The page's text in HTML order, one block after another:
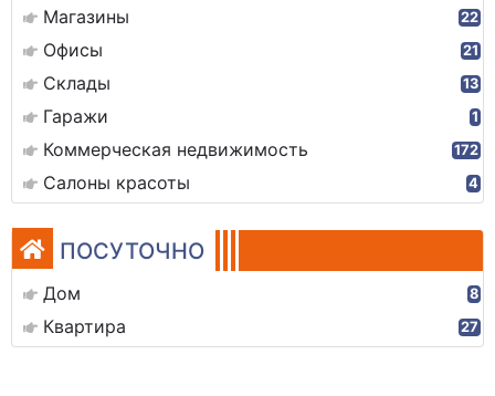
Магазины 22
Офисы 21
Склады 13
Гаражи 1
Коммерческая недвижимость 172
Салоны красоты 4
ПОСУТОЧНО
Дом 8
Квартира 27